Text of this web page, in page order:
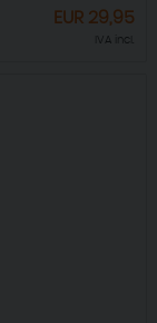
EUR 29,95
IVA incl.